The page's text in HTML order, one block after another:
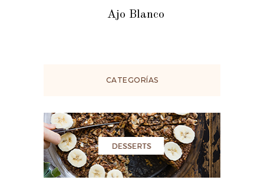
Ajo Blanco
CATEGORÍAS